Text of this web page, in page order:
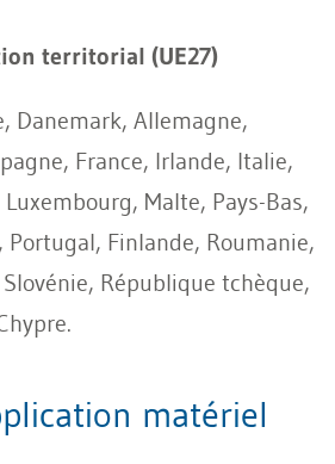
territorial (UE27)
Danemark, Allemagne,
France, Irlande, Italie,
Malte, Pays-Bas,
Finlande, Roumanie,
République tchèque,
matériel